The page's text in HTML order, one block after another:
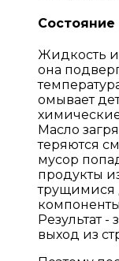
Состояние
Жидкость
она
омывает
Масло
теряются
мусор
продукты
трущимися
Результат
выход из